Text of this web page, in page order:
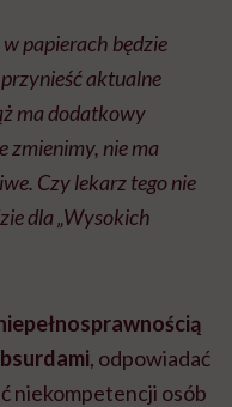
papierach będzie
przynieść aktualne
ma dodatkowy
zmienimy, nie ma
Czy lekarz tego nie
dla „Wysokich
, odpowiadać
niekompetencji osób